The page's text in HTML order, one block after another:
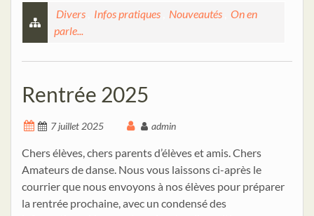
Divers Infos pratiques Nouveautés
On en
parle...
Rentrée 2025
7 juillet 2025 admin
Chers élèves, chers parents d’élèves et amis. Chers
Amateurs de danse. Nous vous laissons ci-après le
courrier que nous envoyons à nos élèves pour préparer
la rentrée prochaine, avec un condensé des